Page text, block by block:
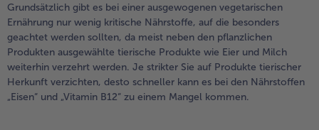
Grundsätzlich gibt es bei einer ausgewogenen vegetarischen
Ernährung nur wenig kritische Nährstoffe, auf die besonders
geachtet werden sollten, da meist neben den pflanzlichen
Produkten ausgewählte tierische Produkte wie Eier und Milch
weiterhin verzehrt werden. Je strikter Sie auf Produkte tierischer
Herkunft verzichten, desto schneller kann es bei den Nährstoffen
„Eisen“ und „Vitamin B12“ zu einem Mangel kommen.